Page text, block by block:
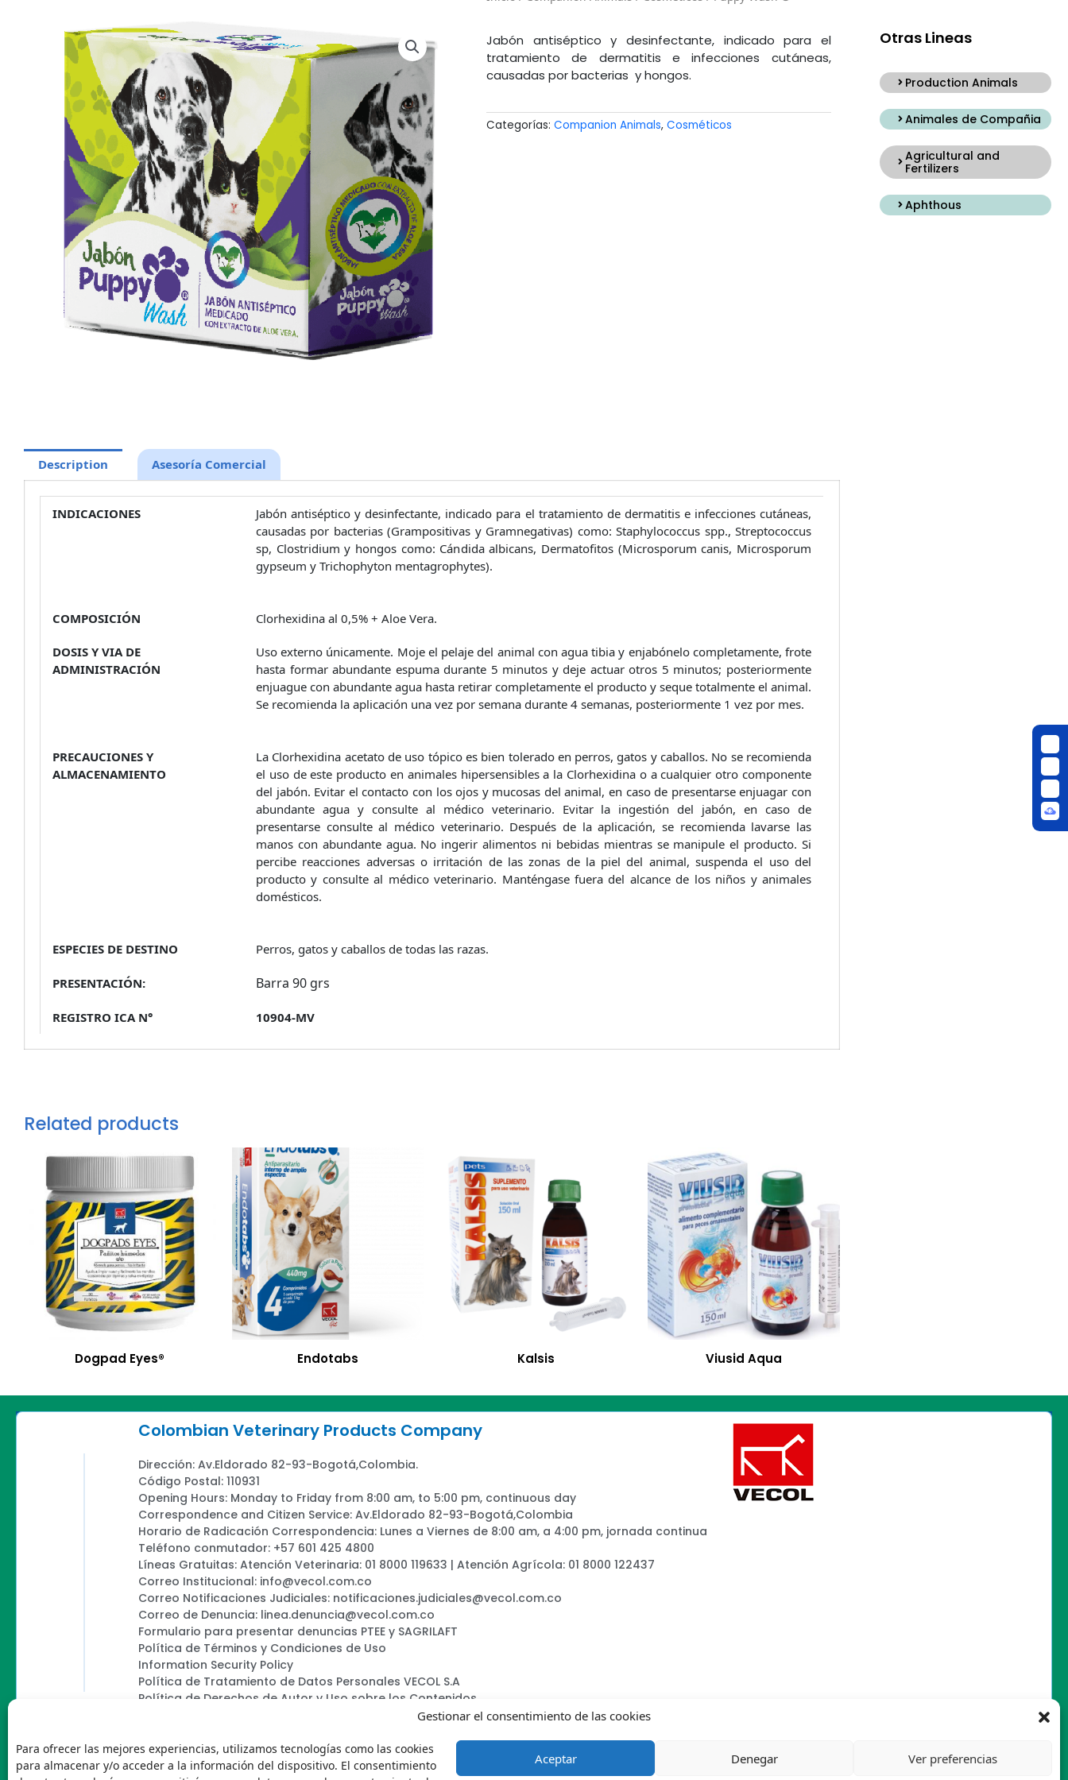
Gestionar el consentimiento de las cookies
Para ofrecer las mejores experiencias, utilizamos tecnologías como las cookies
para almacenar y/o acceder a la información del dispositivo. El consentimiento
Aceptar Denegar Ver preferencias
Jabón antiséptico y desinfectante, indicado para el
tratamiento de dermatitis e infecciones cutáneas,
causadas por bacterias y hongos.
Categorías: Companion Animals, Cosméticos
Description Asesoría Comercial
INDICACIONES
Jabón antiséptico y desinfectante, indicado para el tratamiento de dermatitis e infecciones cutáneas,
causadas por bacterias (Grampositivas y Gramnegativas) como: Staphylococcus spp., Streptococcus
sp, Clostridium y hongos como: Cándida albicans, Dermatofitos (Microsporum canis, Microsporum
gypseum y Trichophyton mentagrophytes).
COMPOSICIÓN Clorhexidina al 0,5% + Aloe Vera.
DOSIS Y VIA DE
ADMINISTRACIÓN
Uso externo únicamente. Moje el pelaje del animal con agua tibia y enjabónelo completamente, frote
hasta formar abundante espuma durante 5 minutos y deje actuar otros 5 minutos; posteriormente
enjuague con abundante agua hasta retirar completamente el producto y seque totalmente el animal.
Se recomienda la aplicación una vez por semana durante 4 semanas, posteriormente 1 vez por mes.
PRECAUCIONES Y
ALMACENAMIENTO
La Clorhexidina acetato de uso tópico es bien tolerado en perros, gatos y caballos. No se recomienda
el uso de este producto en animales hipersensibles a la Clorhexidina o a cualquier otro componente
del jabón. Evitar el contacto con los ojos y mucosas del animal, en caso de presentarse enjuagar con
abundante agua y consulte al médico veterinario. Evitar la ingestión del jabón, en caso de
presentarse consulte al médico veterinario. Después de la aplicación, se recomienda lavarse las
manos con abundante agua. No ingerir alimentos ni bebidas mientras se manipule el producto. Si
percibe reacciones adversas o irritación de las zonas de la piel del animal, suspenda el uso del
producto y consulte al médico veterinario. Manténgase fuera del alcance de los niños y animales
domésticos.
ESPECIES DE DESTINO Perros, gatos y caballos de todas las razas.
PRESENTACIÓN: Barra 90 grs
REGISTRO ICA N° 10904-MV
Related products
Dogpad Eyes® Endotabs Kalsis Viusid Aqua
Otras Lineas
Production Animals
Animales de Compañia
Agricultural and
Fertilizers
Aphthous
Colombian Veterinary Products Company
Dirección: Av.Eldorado 82-93-Bogotá,Colombia.
Código Postal: 110931
Opening Hours: Monday to Friday from 8:00 am, to 5:00 pm, continuous day
Correspondence and Citizen Service: Av.Eldorado 82-93-Bogotá,Colombia
Horario de Radicación Correspondencia: Lunes a Viernes de 8:00 am, a 4:00 pm, jornada continua
Teléfono conmutador: +57 601 425 4800
Líneas Gratuitas: Atención Veterinaria: 01 8000 119633 | Atención Agrícola: 01 8000 122437
Correo Institucional: info@vecol.com.co
Correo Notificaciones Judiciales: notificaciones.judiciales@vecol.com.co
Correo de Denuncia: linea.denuncia@vecol.com.co
Formulario para presentar denuncias PTEE y SAGRILAFT
Política de Términos y Condiciones de Uso
Information Security Policy
Política de Tratamiento de Datos Personales VECOL S.A
Política de Derechos de Autor y Uso sobre los Contenidos